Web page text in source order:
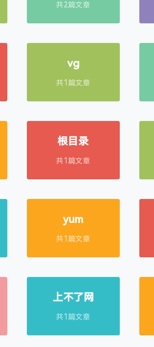
共2篇文章
vg
共1篇文章
根目录
共1篇文章
yum
共1篇文章
上不了网
共1篇文章